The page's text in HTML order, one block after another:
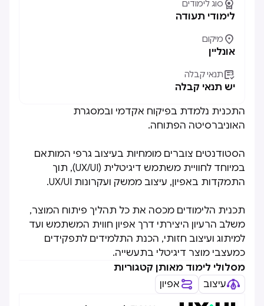
 סוג לימודים
לימודי תעודה
 מיקום
אונליין
תנאי קבלה
יש תנאי קבלה
התכנית נלמדת בפיקוח אקדמי ובמסגרת
האוניברסיטה הפתוחה.
הסטודנטים צוברים מומחיות בעיצוב גרפי המותאם
במיוחד לחוויית משתמש דיגיטלית (UX/UI), תוך
התמקדות באפיון, עיצוב ממשק ועקרונות UX/UI.
תכנית הלימודים מכסה את כל תהליך פיתוח המוצר,
משלב הרעיון היצירתי דרך אפיון חווית המשתמש ועד
למיתוג ועיצוב חזותי, הכנת התלמידים לתפקידים
כמעצבי מוצר דיגיטלי בתעשייה.
מסלולי לימוד מאותן קטגוריות
עיצוב
אפיון